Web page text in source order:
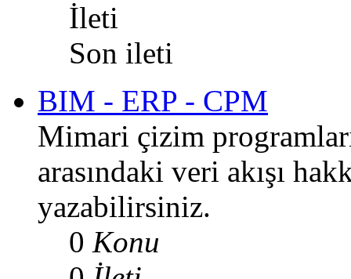
İleti
Son ileti
BIM - ERP - CPM
Mimari çizim
arasındaki veri akışı
yazabilirsiniz.
0 Konu